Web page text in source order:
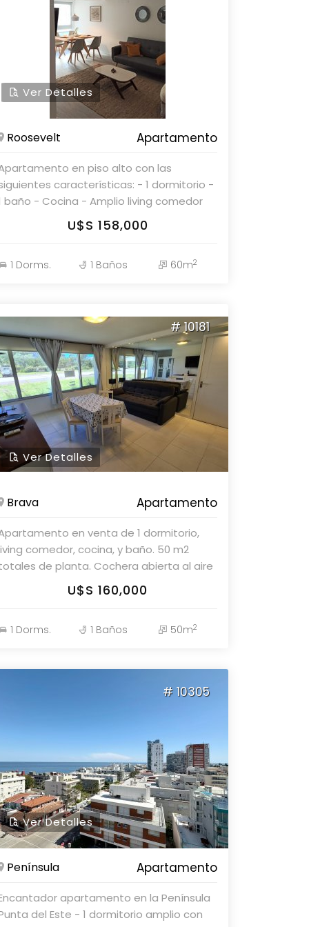
Ver Detalles
Roosevelt Apartamento
en piso alto con las
características: - 1 dormitorio -
baño - Cocina - Amplio living comedor
Parolin & Asociados Propiedades.
Consulte con nuestros asesores para
U$S 158,000
1 Dorms. 1 Baños 60m2
# 10181
Ver Detalles
Brava Apartamento
en venta de 1 dormitorio,
comedor, cocina, y baño. 50 m2
de planta. Cochera abierta al aire
libre frente al apto. Edificio con muy
buenos servicios. 600 metros de la playa
Parolin&Asociados Propiedades. Consulte
U$S 160,000
1 Dorms. 1 Baños 50m2
# 10305
Ver Detalles
Península Apartamento
apartamento en la Península 
del Este - 1 dormitorio amplio con